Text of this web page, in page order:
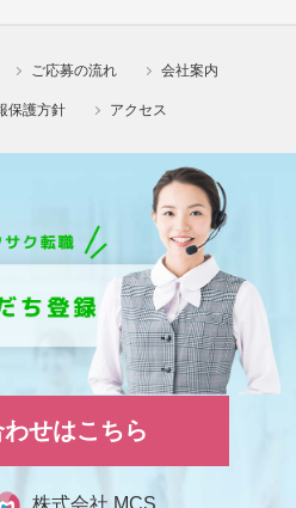
ご応募の流れ 会社案内
保護方針 アクセス
せはこちら
株式会社 MCS